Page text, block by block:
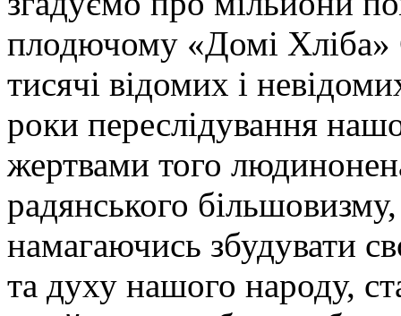
плодючому «Домі Хліба»
тисячі відомих і
роки переслідування
жертвами того
радянського
намагаючись збудувати
та духу нашого народу,